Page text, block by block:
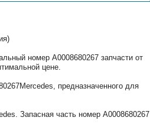
номер A0008680267 запчасти от
цене.
предназначенного для
Запасная часть номер A0008680267